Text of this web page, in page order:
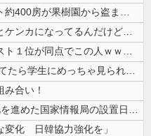
【悲報】今度はシャインマスカット約400房が果樹園から盗まれる 参議院...
彼氏が『この車』買おうとして私とケンカになってるんだけどｗｗｗｗｗｗ
日本をダメにした総理大臣、ワースト１位が同点でこの人ｗｗｗｗｗｗ
【画像】 まま「なんかプール入ってたら学生にめっちゃ見られたw」
み合い！
（ ´_ゝ`）中国「高市政権が法制化を進めた国家情報局の設置日が7月3...
変化 日韓協力強化を」